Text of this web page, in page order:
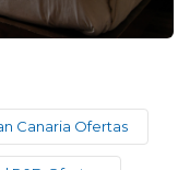
Canaria Ofertas